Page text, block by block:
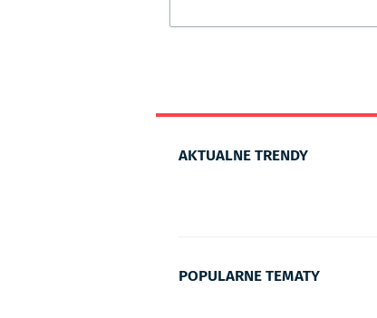
AKTUALNE TRENDY
POPULARNE TEMATY